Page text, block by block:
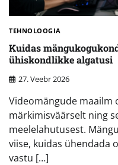
TEHNOLOOGIA
Kuidas
ühiskondlikke algatusi
27. Veebr 2026
Videomängude maailm
märkimisväärselt ning
meelelahutusest.
viise, kuidas ühendada
vastu […]